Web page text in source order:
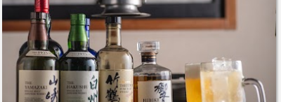
なに美味しい内蔵が昼から食べれるなんて…あり
がとうございますまた行きます。